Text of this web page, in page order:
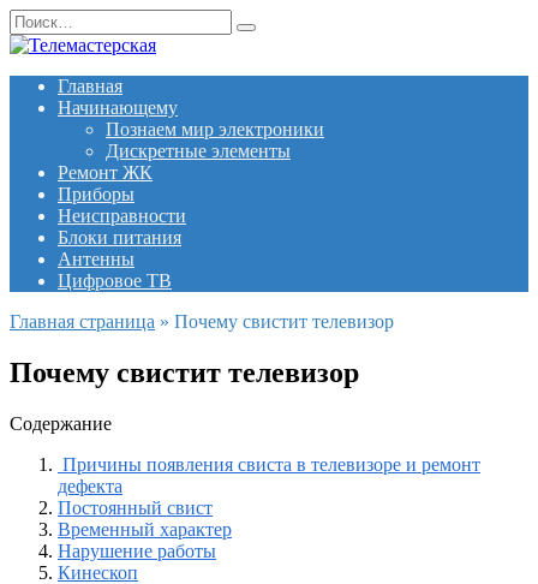
Перейти
к
Search
for:
Главная
Начинающему
Познаем мир электроники
Дискретные элементы
Ремонт ЖК
Приборы
Неисправности
Блоки питания
Антенны
Цифровое ТВ
Главная страница » Почему свистит телевизор
Почему свистит телевизор
Содержание
Причины появления свиста в телевизоре и ремонт
дефекта
Постоянный свист
Временный характер
Нарушение работы
Кинескоп